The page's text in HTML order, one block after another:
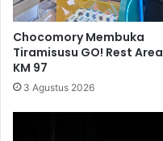
Chocomory Membuka
Tiramisusu GO! Rest Area
KM 97
3 Agustus 2026